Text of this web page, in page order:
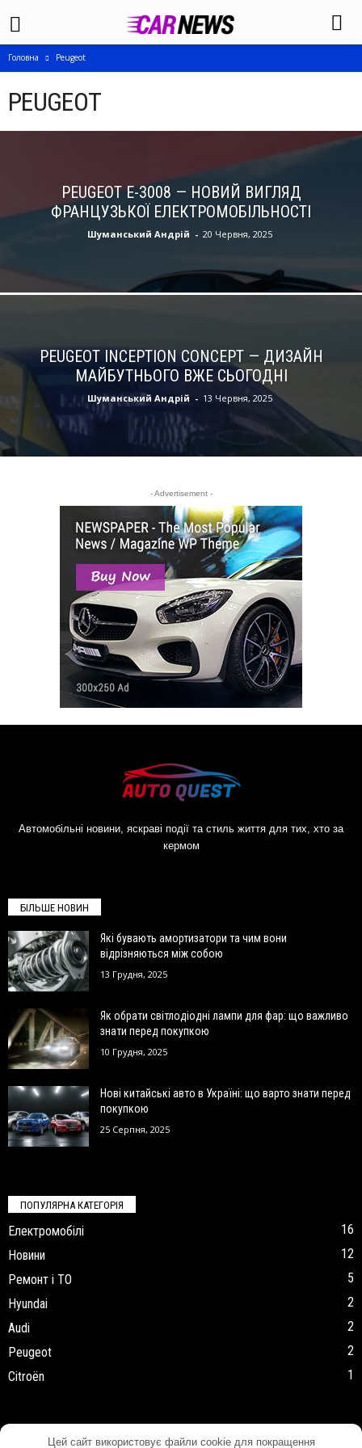
Головна Peugeot
PEUGEOT
PEUGEOT E-3008 — НОВИЙ ВИГЛЯД
ФРАНЦУЗЬКОЇ ЕЛЕКТРОМОБІЛЬНОСТІ
Шуманський Андрій - 20 Червня, 2025
PEUGEOT INCEPTION CONCEPT — ДИЗАЙН
МАЙБУТНЬОГО ВЖЕ СЬОГОДНІ
Шуманський Андрій - 13 Червня, 2025
- Advertisement -
Автомобільні новини, яскраві події та стиль життя для тих, хто за
кермом
БІЛЬШЕ НОВИН
Які бувають амортизатори та чим вони
відрізняються між собою
13 Грудня, 2025
Як обрати світлодіодні лампи для фар: що важливо
знати перед покупкою
10 Грудня, 2025
Нові китайські авто в Україні: що варто знати перед
покупкою
25 Серпня, 2025
ПОПУЛЯРНА КАТЕГОРІЯ
Електромобілі
16
Новини
12
Ремонт і ТО
5
Hyundai
2
Audi
2
Peugeot
2
Citroën
1
Цей сайт використовує файли cookie для покращення